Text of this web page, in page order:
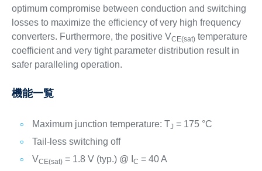
optimum compromise between conduction and switching
losses to maximize the efficiency of very high frequency
converters. Furthermore, the positive VCE(sat)temperature
coefficient and very tight parameter distribution result in
safer paralleling operation.
機能一覧
Maximum junction temperature: TJ = 175 °C
Tail-less switching off
VCE(sat)= 1.8 V (typ.) @ I C = 40 A